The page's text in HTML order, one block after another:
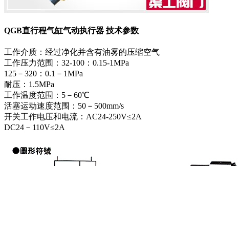
QGB直行程气缸气动执行器 技术参数
工作介质：经过净化并含有油雾的压缩空气
工作压力范围：32-100：0.15-1MPa
125－320：0.1－1MPa
耐压：1.5MPa
工作温度范围：5－60℃
活塞运动速度范围：50－500mm/s
开关工作电压和电流：AC24-250V≤2A
DC24－110V≤2A